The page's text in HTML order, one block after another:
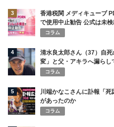
3
香港税関 メディキューブ
で使用中止勧告 公式は未検
コラム
4
清水良太郎さん（37）自
変」と父・アキラへ漏らし
コラム
5
川端かなこさんに訃報「
があったのか
コラム